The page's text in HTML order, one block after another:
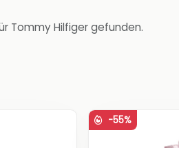
Tommy Hilfiger gefunden.
-55%